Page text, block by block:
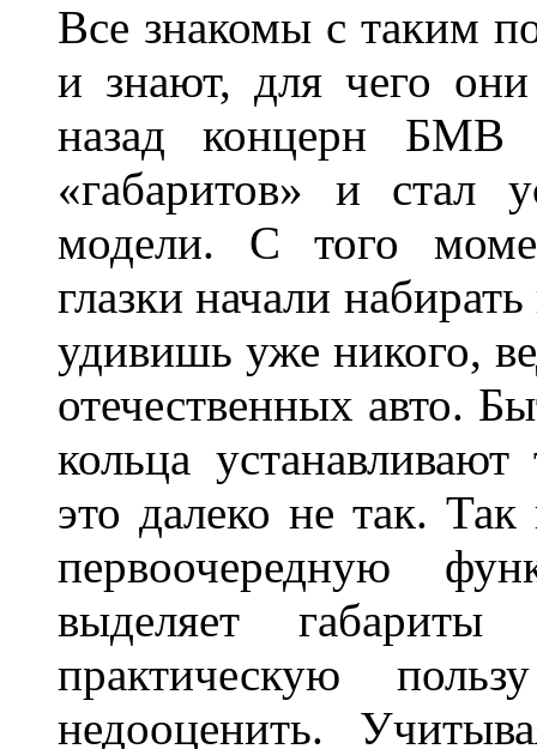
Все знакомы с таким
и знают, для чего
назад концерн БМВ
«габаритов» и стал
модели. С того
глазки начали
удивишь уже никого,
отечественных авто.
кольца
это далеко не так. Так
первоочередную
выделяет
практическую
недооценить.